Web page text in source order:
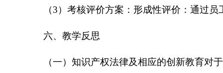
（3）考核评价方案：形成性评价：通过
六、教学反思
（一）知识产权法律及相应的创新教育对